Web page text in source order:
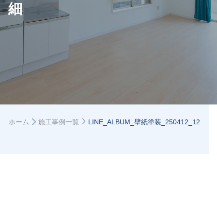
細
ホーム 施工事例一覧 LINE_ALBUM_壁紙塗装_250412_12